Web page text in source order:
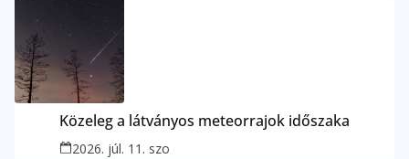
Közeleg a látványos meteorrajok időszaka
2026. júl. 11. szo